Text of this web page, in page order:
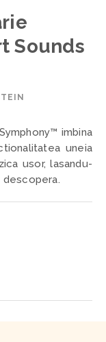
Sounds
imbina
uneia
usor, lasandu-